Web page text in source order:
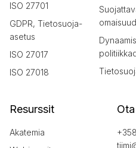
ISO 27701
GDPR, Tietosuoja-
asetus
ISO 27017
ISO 27018
Resurssit
Akatemia